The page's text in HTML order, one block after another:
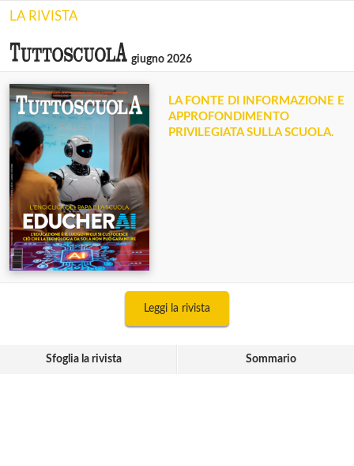
LA RIVISTA
giugno 2026
LA FONTE DI INFORMAZIONE E
APPROFONDIMENTO
PRIVILEGIATA SULLA SCUOLA.
Leggi la rivista
Sfoglia la rivista Sommario